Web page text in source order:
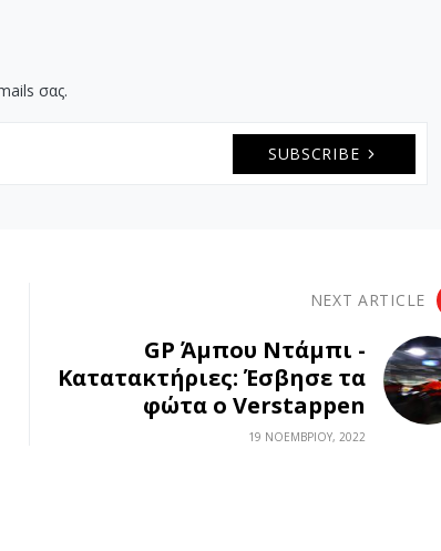
σας.
SUBSCRIBE
NEXT ARTICLE
GP Άμπου Ντάμπι -
Κατατακτήριες: Έσβησε τα
φώτα ο Verstappen
19 ΝΟΕΜΒΡΊΟΥ, 2022